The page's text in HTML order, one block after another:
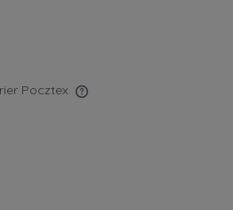
Pocztex